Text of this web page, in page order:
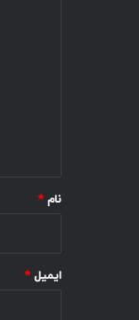
نام *
ایمیل *